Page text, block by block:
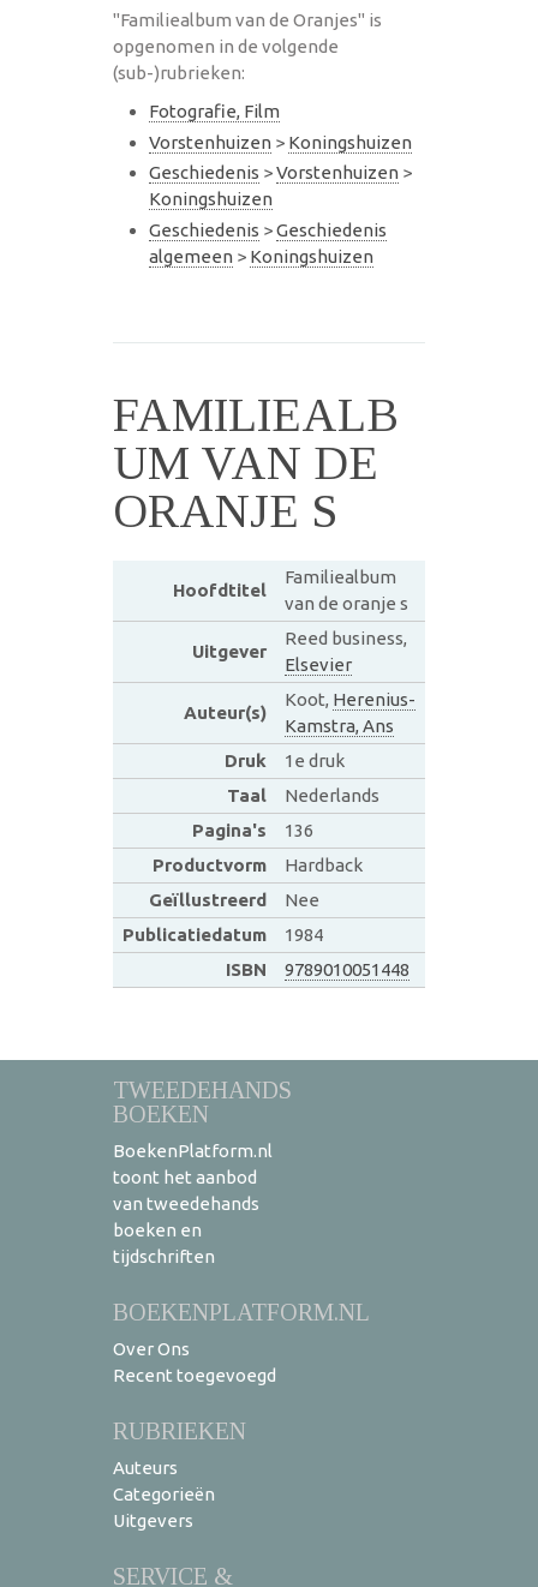
"Familiealbum van de Oranjes" is
opgenomen in de volgende
(sub-)rubrieken:
Fotografie, Film
Vorstenhuizen > Koningshuizen
Geschiedenis >Vorstenhuizen >
Koningshuizen
Geschiedenis >Geschiedenis
algemeen > Koningshuizen
FAMILIEALB
UM VAN DE
ORANJE S
Hoofdtitel
Familiealbum
van de oranje s
Uitgever
Reed business,
Elsevier
Auteur(s)
Koot, Herenius-
Kamstra, Ans
Druk
1e druk
Taal
Nederlands
Pagina's
136
Productvorm
Hardback
Geïllustreerd
Nee
Publicatiedatum
1984
ISBN
9789010051448
TWEEDEHANDS
BOEKEN
BoekenPlatform.nl
toont het aanbod
van tweedehands
boeken en
tijdschriften
BOEKENPLATFORM.NL
Over Ons
Recent toegevoegd
RUBRIEKEN
Auteurs
Categorieën
Uitgevers
SERVICE &